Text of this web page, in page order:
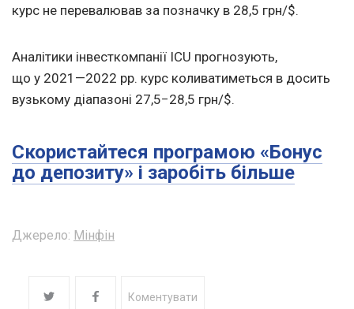
курс не перевалював за позначку в 28,5 грн/$.
Аналітики інвесткомпанії ICU прогнозують,
що у 2021—2022 рр. курс коливатиметься в досить
вузькому діапазоні 27,5−28,5 грн/$.
Скористайтеся програмою «Бонус
до депозиту» і заробіть більше
Джерело: Мінфін
Коментувати